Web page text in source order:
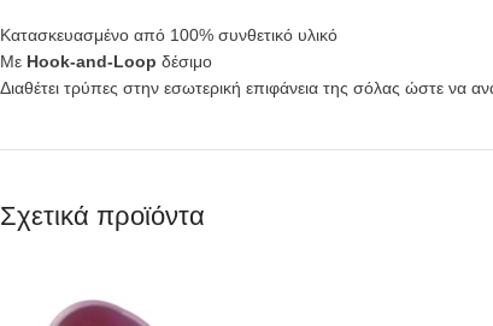
Κατασκευασμένο από 100% συνθετικό υλικό
Με Hook-and-Loop δέσιμο
Διαθέτει τρύπες στην εσωτερική επιφάνεια της σόλας ώστε να
Σχετικά προϊόντα